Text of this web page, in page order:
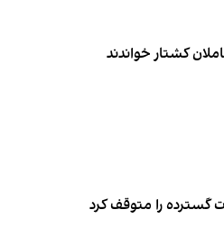
کشتار خواندند
گسترده را متوقف کرد